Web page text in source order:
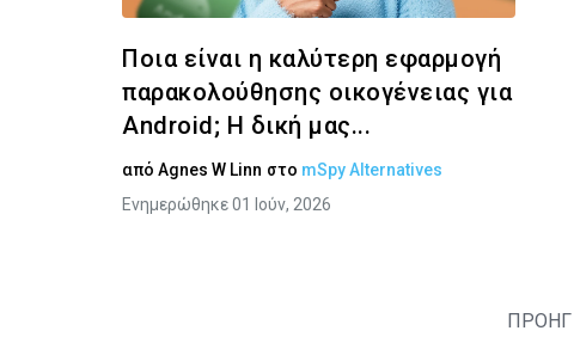
Ποια είναι η καλύτερη εφαρμογή
παρακολούθησης οικογένειας για
Android; Η δική μας...
απόAgnes W Linn στο mSpy Alternatives
Ενημερώθηκε 01 Ιούν, 2026
ΠΡΟΗΓ